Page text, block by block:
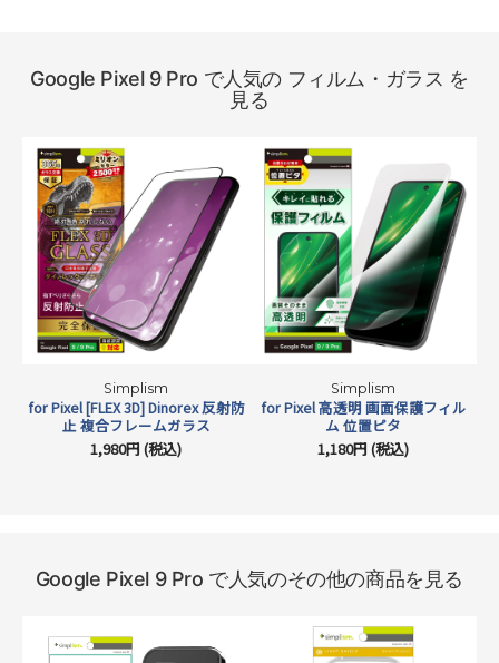
日本メーカー、AGC社製の強化ガラ
ス採用
使用し、高い強度と品質で安心してお使いいただけます。
Google Pixel 9 Pro で人気の フィルム・ガラス を
見る
Simplism
for Pixel [FLEX 3D] Dinorex 反射防
止 複合フレームガラス
1,980円 (税込)
Simplism
for Pixel 高透明 画面保護フィル
ム 位置ピタ
1,180円 (税込)
Google Pixel 9 Pro で人気のその他の商品を見る